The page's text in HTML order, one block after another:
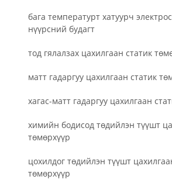
бага температурт хатуурч
нүүрсний будагт
тод гялалзах цахилгаан статик
матт гадаргуу цахилгаан статик
хагас-матт гадаргуу цахилгаан
химийн бодисод төдийлэн түүшт
төмөрхүүр
цохилдог төдийлэн түүшт
төмөрхүүр